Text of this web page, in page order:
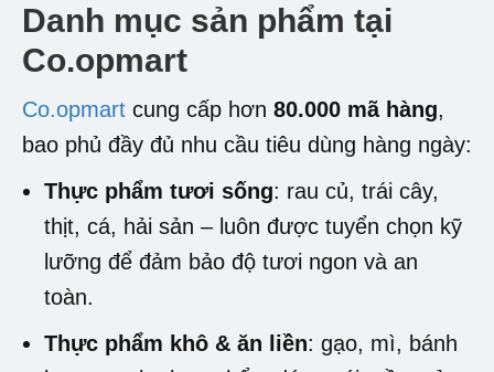
Danh mục sản phẩm tại
Co.opmart
Co.opmart cung cấp hơn 80.000 mã hàng,
bao phủ đầy đủ nhu cầu tiêu dùng hàng ngày:
Thực phẩm tươi sống: rau củ, trái cây,
thịt, cá, hải sản – luôn được tuyển chọn kỹ
lưỡng để đảm bảo độ tươi ngon và an
toàn.
Thực phẩm khô & ăn liền: gạo, mì, bánh